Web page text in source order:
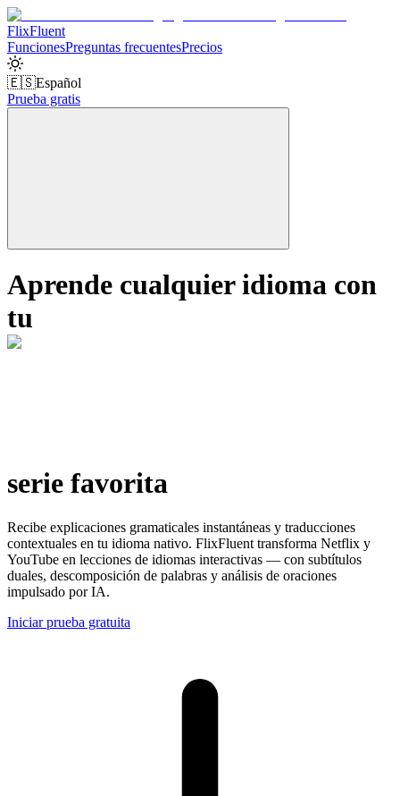
FlixFluent
FuncionesPreguntas frecuentesPrecios
🇪🇸Español
Prueba gratis
Aprende cualquier idioma con
tu
serie favorita
Recibe explicaciones gramaticales instantáneas y traducciones
contextuales en tu idioma nativo. FlixFluent transforma Netflix y
YouTube en lecciones de idiomas interactivas — con subtítulos
duales, descomposición de palabras y análisis de oraciones
impulsado por IA.
Iniciar prueba gratuita